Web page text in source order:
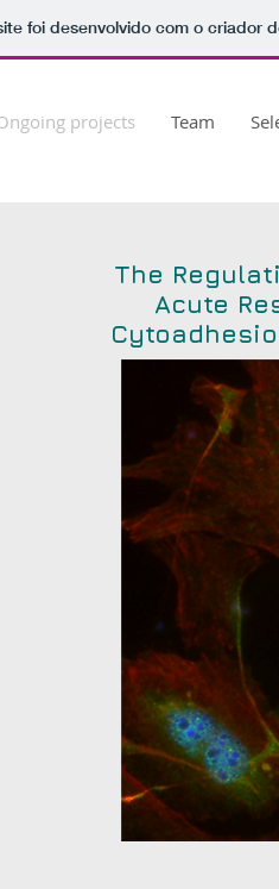
foi desenvolvido com o criador
projects Team
The
Acute